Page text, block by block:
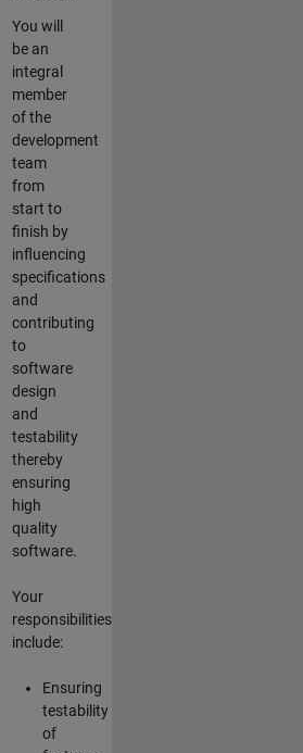
You will
be an
integral
member
of the
development
team
from
start to
finish by
influencing
specifications
and
contributing
to
software
design
and
testability
thereby
ensuring
high
quality
software.
Your
responsibilities
include:
Ensuring
testability
of